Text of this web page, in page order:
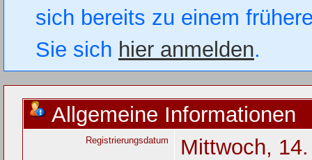
sich bereits zu einem
Sie sich hier anmelden.
Allgemeine Informationen
Registrierungsdatum Mittwoch,